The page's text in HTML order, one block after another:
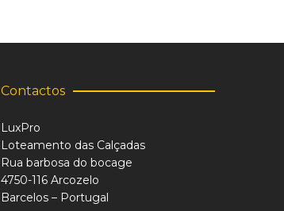
Contactos
LuxPro
Loteamento das Calçadas
Rua barbosa do bocage
4750-116 Arcozelo
Barcelos – Portugal